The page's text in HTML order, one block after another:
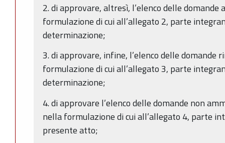
2. di approvare, altresì, l’elenco delle domande
formulazione di cui all’allegato 2, parte
determinazione;
3. di approvare, infine, l’elenco delle domande
formulazione di cui all’allegato 3, parte
determinazione;
4. di approvare l’elenco delle domande non
nella formulazione di cui all’allegato 4, parte
presente atto;